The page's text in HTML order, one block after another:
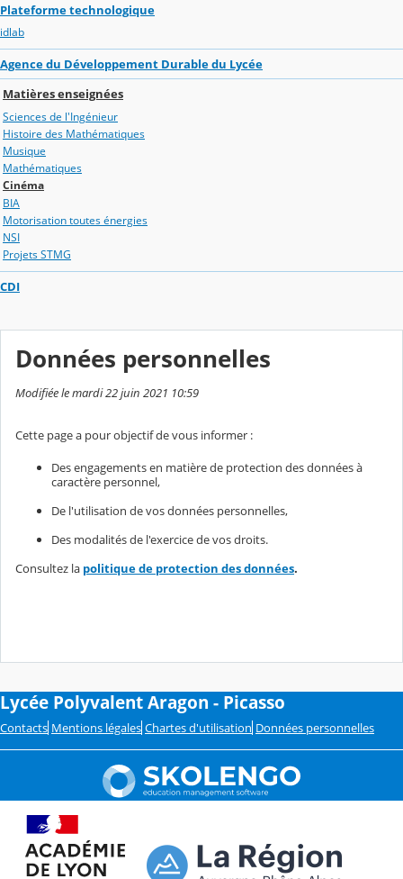
Plateforme technologique
idlab
Agence du Développement Durable du Lycée
Matières enseignées
Sciences de l'Ingénieur
Histoire des Mathématiques
Musique
Mathématiques
Cinéma
BIA
Motorisation toutes énergies
NSI
Projets STMG
CDI
Données personnelles
Modifiée le mardi 22 juin 2021 10:59
Cette page a pour objectif de vous informer :
Des engagements en matière de protection des données à
caractère personnel,
De l'utilisation de vos données personnelles,
Des modalités de l'exercice de vos droits.
Consultez la politique de protection des données.
Lycée Polyvalent Aragon - Picasso
Contacts Mentions légales Chartes d'utilisation Données personnelles